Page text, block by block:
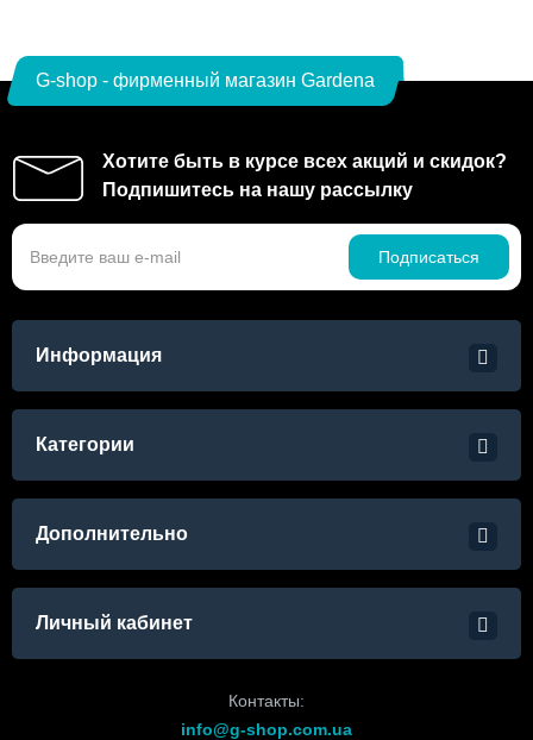
G-shop - фирменный магазин Gardena
Хотите быть в курсе всех акций и скидок?
Подпишитесь на нашу рассылку
Подписаться
Информация
Категории
Дополнительно
Личный кабинет
Контакты:
info@g-shop.com.ua